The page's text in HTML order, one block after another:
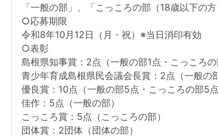
「一般の部」、「こっころの部（18歳以下の
○応募期限
令和8年10月12日（月・祝）※当日消印有効
○表彰
島根県知事賞：2点（一般の部1点・こっころ
青少年育成島根県民会議会長賞：2点（一般の
優良賞：10点（一般の部5点・こっころの部5
佳作：5点（一般の部）
こっころ賞：5点（こっころの部）
団体賞：2団体（団体の部）